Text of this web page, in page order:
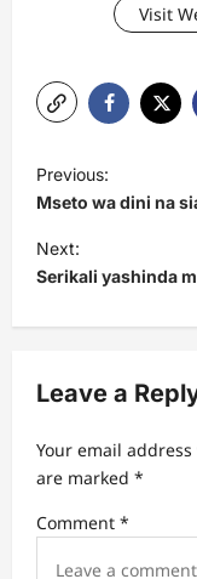
Visit
o
s
t
v
g
t
Previous:
Mseto wa dini na
Next:
Serikali yashinda
Leave a
Your email
are marked *
Comment *